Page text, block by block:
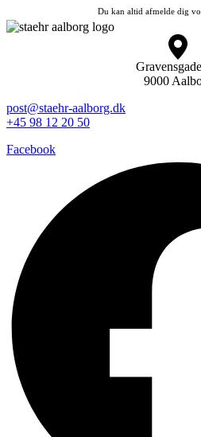
Du kan altid afmelde dig
9000
post@staehr-aalborg.dk
+45 98 12 20 50
Facebook